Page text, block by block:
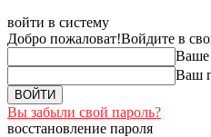
войти в систему
Добро пожаловат!Войдите в
Ваше
Ваш
Вы забыли свой пароль?
восстановление пароля